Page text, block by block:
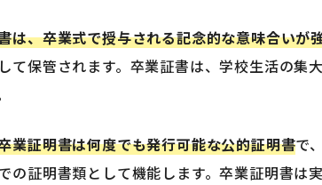
は、卒業式で授与される記念的な意味合いが
て保管されます。卒業証書は、学校生活の集
業証明書は何度でも発行可能な公的証明書で
の証明書類として機能します。卒業証明書は